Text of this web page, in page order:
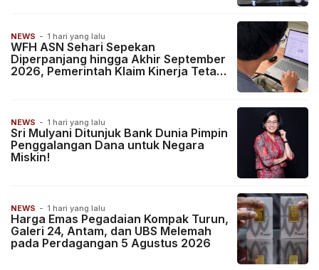
NEWS - 1 hari yang lalu
WFH ASN Sehari Sepekan
Diperpanjang hingga Akhir September
2026, Pemerintah Klaim Kinerja Tetap
NEWS - 1 hari yang lalu
Sri Mulyani Ditunjuk Bank Dunia Pimpin
Penggalangan Dana untuk Negara
Miskin!
NEWS - 1 hari yang lalu
Harga Emas Pegadaian Kompak Turun,
Galeri 24, Antam, dan UBS Melemah
pada Perdagangan 5 Agustus 2026